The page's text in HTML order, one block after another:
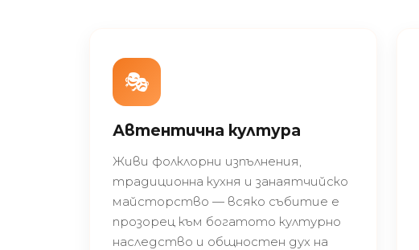
🎭
Автентична култура
Живи фолклорни изпълнения,
традиционна кухня и занаятчийско
майсторство — всяко събитие е
прозорец към богатото културно
наследство и общностен дух на